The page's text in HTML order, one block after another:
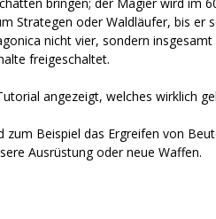
Strategen oder Waldläufer, bis
nicht vier, sondern
freigeschaltet.
angezeigt, welches wirklich
Beispiel das Ergreifen von
Ausrüstung oder neue Waffen.